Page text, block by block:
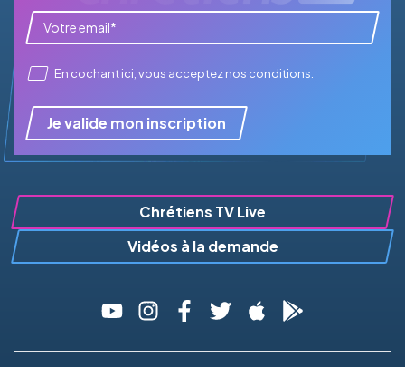
En cochant ici, vous accepteznos conditions
Je valide mon inscription
Chrétiens TV Live
Vidéos à la demande